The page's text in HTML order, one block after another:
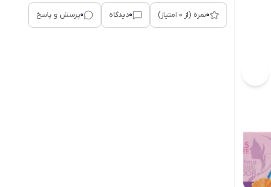
0نمره (از 0 امتیاز) 0دیدگاه 0پرسش و پاسخ